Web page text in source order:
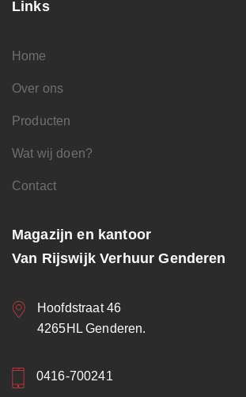
Links
Home
Over ons
Producten
Wat wij doen?
Contact
Magazijn en kantoor
Van Rijswijk Verhuur Genderen
Hoofdstraat 46
4265HL Genderen.
0416-700241